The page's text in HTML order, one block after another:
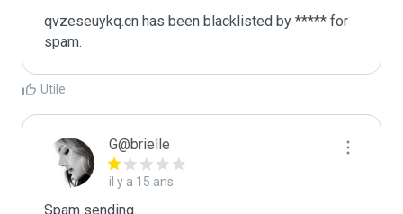
qvzeseuykq.cn has been blacklisted by ***** for
spam.
Utile
G@brielle
il y a 15 ans
Spam sending.